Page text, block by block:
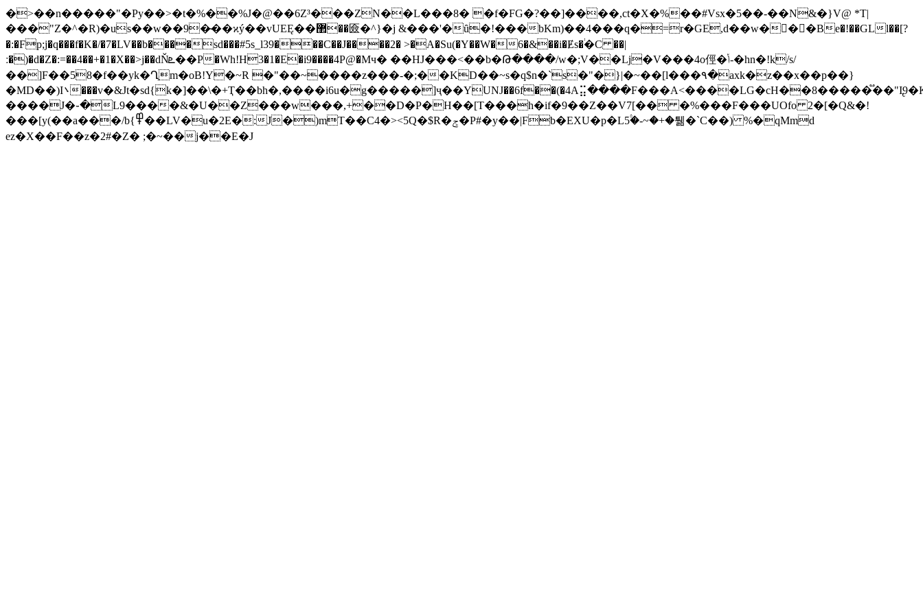
�>��n�����"�Py��>�t�%��%J�@��6Z³���ZN��L���8� �f�FG�?��]����,ct�X�%��#Vsx�5��-��N&�}V@ *T|
���"Z�^�R)�us��w��9�̴��ϰý��vUEĘ��޲��匳�^}�j &���'�ȗ�!���bKm)��4���q�=r�GE,d��w��ٓ�Be�!��GLl��[?
�:�Fp;j�q���f�K�/�7�LV��b����sd���#5s_l39���C��J����2� >�A�Su(�Y��W�6�&��i�Ɇs�֔�C ��|
ː�)�d�Z�:=��4��+�1�X��>j��dŇܧ��P�Wh!H3�1�E�i9����4P@�Mч� ��HJ���<��b�Թ����/w�;V��ǈ�V���4o俓�ݳ-�hn�!k/s/
��]F��58�f��yk�Ղ֣m�oB!Y�~R �"��~����z���-�;��KD��~s�q$n�`s�"�}|�~��[l���٩�axk�z��x��p��}
�MD��)I܌���v�&Jt�sd{k�]��\�+Ҭ��bh�,����i6u�g�����]ҷ��YUNJ��6f��(�4A⣭����F���A<����LG�cH��8�����֟��"I̢9�KVQ�+���r��{3*Ɵ��Aw����:Ϧ�������P:�wE��j��>���{�c+�Q�"���)px�x���O�Y�Ӏ�4�ĴDC��b�&�{���.�b���M����
����J�֊�L9����&�U��Z���w���,+��D�P�H��[T���h�if�9��Z��V7[�� �%���F���UOfo 2�[�Q&�!
���[y(��a���/b{߾��LV�u�2E�:J�)mT��C4�><5Q�$R�ݮ�P#�y��|Fb�EXU�p�L5۟�-~�+�퉮�`C��) %�qMmd
ez�X��F��z�2#�Z� ;�~��j��E�J